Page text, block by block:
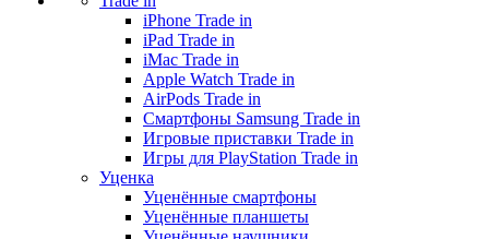
iPhone Trade in
iPad Trade in
iMac Trade in
Apple Watch Trade in
AirPods Trade in
Смартфоны Samsung Trade in
Игровые приставки Trade in
Игры для PlayStation Trade in
Уценка
Уценённые смартфоны
Уценённые планшеты